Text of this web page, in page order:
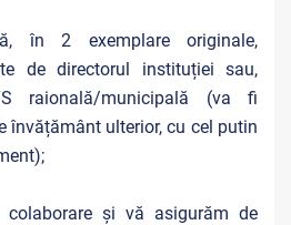
în 2 exemplare originale,
de directorul instituției sau,
raională/municipală (va fi
învățământ ulterior, cu cel putin
și vă asigurăm de